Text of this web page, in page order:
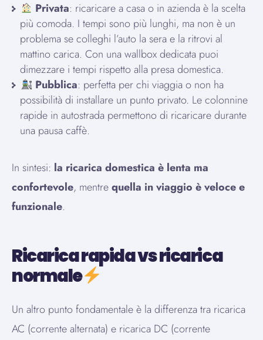
Privata: ricaricare a casa o in azienda è la scelta
più comoda. I tempi sono più lunghi, ma non è un
problema se colleghi l’auto la sera e la ritrovi al
mattino carica. Con una wallbox dedicata puoi
dimezzare i tempi rispetto alla presa domestica.
Pubblica: perfetta per chi viaggia o non ha
possibilità di installare un punto privato. Le colonnine
rapide in autostrada permettono di ricaricare durante
una pausa caffè.
In sintesi: la ricarica domestica è lenta ma
confortevole, mentrequella in viaggio è veloce e
funzionale.
Ricarica rapida vs ricarica
normale
Un altro punto fondamentale è la differenza tra ricarica
AC (corrente alternata) e ricarica DC (corrente